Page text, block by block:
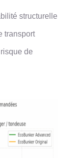
structurelle
transport
de